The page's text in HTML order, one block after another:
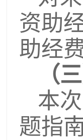
资助
助经
（
本
题指